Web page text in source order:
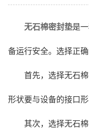
无石棉密封垫是
备运行安全。选择正
首先，选择无石
形状要与设备的接口
其次，选择无石